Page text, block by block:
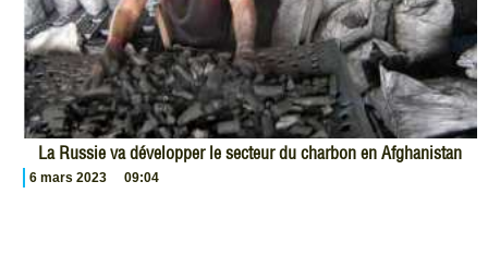
La Russie va développer le secteur du charbon en Afghanistan
6 mars 2023 09:04